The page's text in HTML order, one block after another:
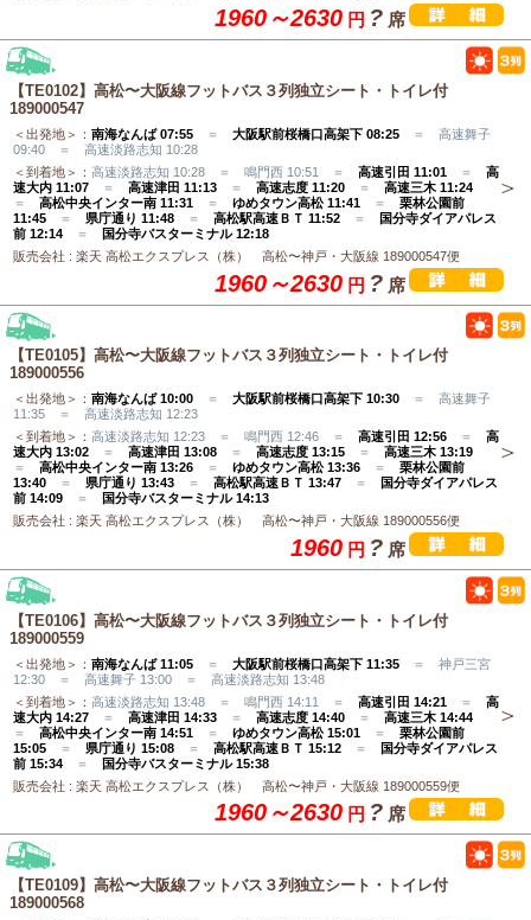
1960～2630 円 ? 席
【TE0102】高松〜大阪線フットバス３列独立シート・トイレ付
189000547
＜出発地＞： 南海なんば 07:55 ＝ 大阪駅前桜橋口高架下 08:25 ＝ 高速舞子
09:40 ＝ 高速淡路志知 10:28
＜到着地＞： 高速淡路志知 10:28 ＝ 鳴門西 10:51 ＝ 高速引田 11:01 ＝ 高
速大内 11:07 ＝ 高速津田 11:13 ＝ 高速志度 11:20 ＝ 高速三木 11:24
＝ 高松中央インター南 11:31 ＝ ゆめタウン高松 11:41 ＝ 栗林公園前
11:45 ＝ 県庁通り 11:48 ＝ 高松駅高速ＢＴ 11:52 ＝
国分寺ダイアパレス
前 12:14 ＝
国分寺バスターミナル 12:18
販売会社 : 楽天 高松エクスプレス（株） 高松〜神戸・大阪線 189000547便
1960～2630 円 ? 席
【TE0105】高松〜大阪線フットバス３列独立シート・トイレ付
189000556
＜出発地＞： 南海なんば 10:00 ＝ 大阪駅前桜橋口高架下 10:30 ＝ 高速舞子
11:35 ＝ 高速淡路志知 12:23
＜到着地＞： 高速淡路志知 12:23 ＝ 鳴門西 12:46 ＝ 高速引田 12:56 ＝ 高
速大内 13:02 ＝ 高速津田 13:08 ＝ 高速志度 13:15 ＝ 高速三木 13:19
＝ 高松中央インター南 13:26 ＝ ゆめタウン高松 13:36 ＝ 栗林公園前
13:40 ＝ 県庁通り 13:43 ＝ 高松駅高速ＢＴ 13:47 ＝
国分寺ダイアパレス
前 14:09 ＝
国分寺バスターミナル 14:13
販売会社 : 楽天 高松エクスプレス（株） 高松〜神戸・大阪線 189000556便
1960 円 ? 席
【TE0106】高松〜大阪線フットバス３列独立シート・トイレ付
189000559
＜出発地＞： 南海なんば 11:05 ＝ 大阪駅前桜橋口高架下 11:35 ＝ 神戸三宮
12:30 ＝ 高速舞子 13:00 ＝ 高速淡路志知 13:48
＜到着地＞： 高速淡路志知 13:48 ＝ 鳴門西 14:11 ＝ 高速引田 14:21 ＝ 高
速大内 14:27 ＝ 高速津田 14:33 ＝ 高速志度 14:40 ＝ 高速三木 14:44
＝ 高松中央インター南 14:51 ＝ ゆめタウン高松 15:01 ＝ 栗林公園前
15:05 ＝ 県庁通り 15:08 ＝ 高松駅高速ＢＴ 15:12 ＝
国分寺ダイアパレス
前 15:34 ＝
国分寺バスターミナル 15:38
販売会社 : 楽天 高松エクスプレス（株） 高松〜神戸・大阪線 189000559便
1960～2630 円 ? 席
【TE0109】高松〜大阪線フットバス３列独立シート・トイレ付
189000568